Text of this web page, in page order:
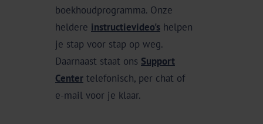
boekhoudprogramma. Onze
heldere instructievideo's helpen
je stap voor stap op weg.
Daarnaast staat ons Support
Center telefonisch, per chat of
e-mail voor je klaar.